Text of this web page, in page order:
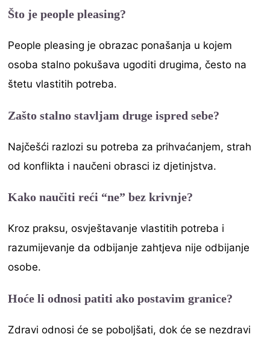
Što je people pleasing?
People pleasing je obrazac ponašanja u kojem
osoba stalno pokušava ugoditi drugima, često na
štetu vlastitih potreba.
Zašto stalno stavljam druge ispred sebe?
Najčešći razlozi su potreba za prihvaćanjem, strah
od konflikta i naučeni obrasci iz djetinjstva.
Kako naučiti reći “ne” bez krivnje?
Kroz praksu, osvještavanje vlastitih potreba i
razumijevanje da odbijanje zahtjeva nije odbijanje
osobe.
Hoće li odnosi patiti ako postavim granice?
Zdravi odnosi će se poboljšati, dok će se nezdravi